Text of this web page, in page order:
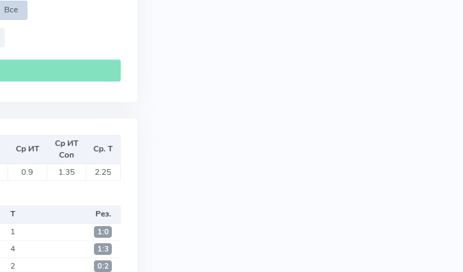
Все
Ср ИТ
Ср ИТ
Соп
Ср. Т
0.9 1.35 2.25
Т
Рез.
1 1:0
4 1:3
2 0:2